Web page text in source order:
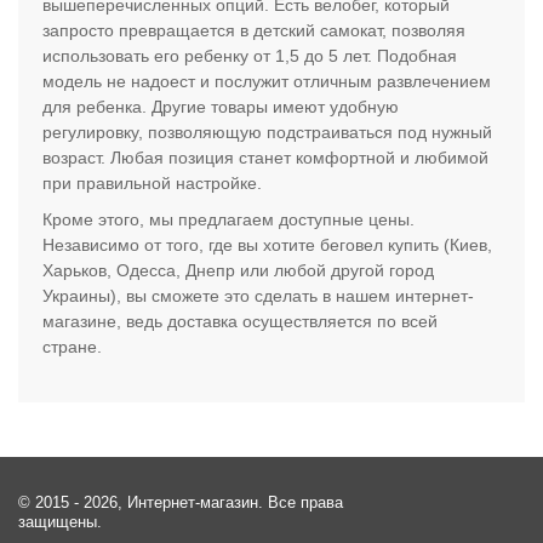
вышеперечисленных опций. Есть велобег, который
запросто превращается в детский самокат, позволяя
использовать его ребенку от 1,5 до 5 лет. Подобная
модель не надоест и послужит отличным развлечением
для ребенка. Другие товары имеют удобную
регулировку, позволяющую подстраиваться под нужный
возраст. Любая позиция станет комфортной и любимой
при правильной настройке.
Кроме этого, мы предлагаем доступные цены.
Независимо от того, где вы хотите беговел купить (Киев,
Харьков, Одесса, Днепр или любой другой город
Украины), вы сможете это сделать в нашем интернет-
магазине, ведь доставка осуществляется по всей
стране.
© 2015 - 2026, Интернет-магазин. Все права
защищены.